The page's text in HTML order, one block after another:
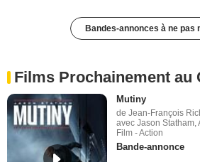
Bandes-annonces à ne pas
Films Prochainement au
Mutiny
de Jean-François
avec Jason Statham,
Film - Action
Bande-annonce